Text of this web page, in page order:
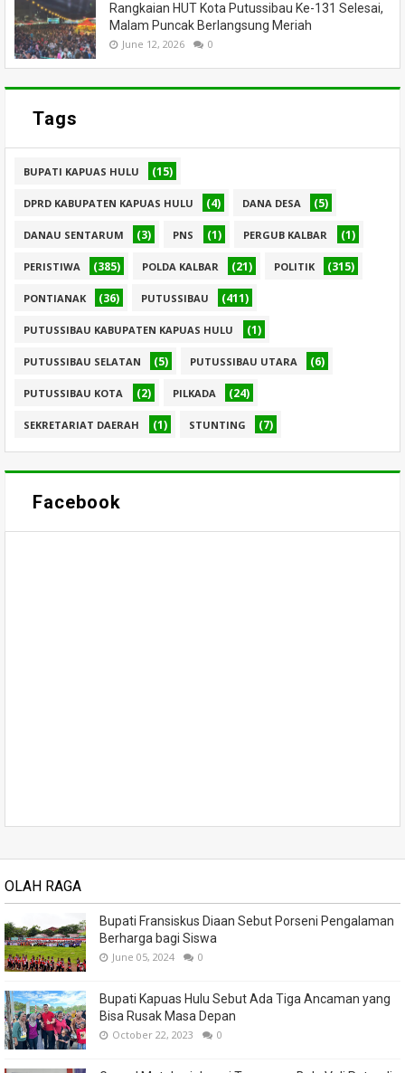
Rangkaian HUT Kota Putussibau Ke-131 Selesai,
Malam Puncak Berlangsung Meriah
June 12, 2026 0
Tags
BUPATI KAPUAS HULU (15)
DPRD KABUPATEN KAPUAS HULU (4) DANA DESA (5)
DANAU SENTARUM (3) PNS (1) PERGUB KALBAR (1)
PERISTIWA (385) POLDA KALBAR (21) POLITIK (315)
PONTIANAK (36) PUTUSSIBAU (411)
PUTUSSIBAU KABUPATEN KAPUAS HULU (1)
PUTUSSIBAU SELATAN (5) PUTUSSIBAU UTARA (6)
PUTUSSIBAU KOTA (2) PILKADA (24)
SEKRETARIAT DAERAH (1) STUNTING (7)
Facebook
OLAH RAGA
Bupati Fransiskus Diaan Sebut Porseni Pengalaman
Berharga bagi Siswa
June 05, 2024 0
Bupati Kapuas Hulu Sebut Ada Tiga Ancaman yang
Bisa Rusak Masa Depan
October 22, 2023 0